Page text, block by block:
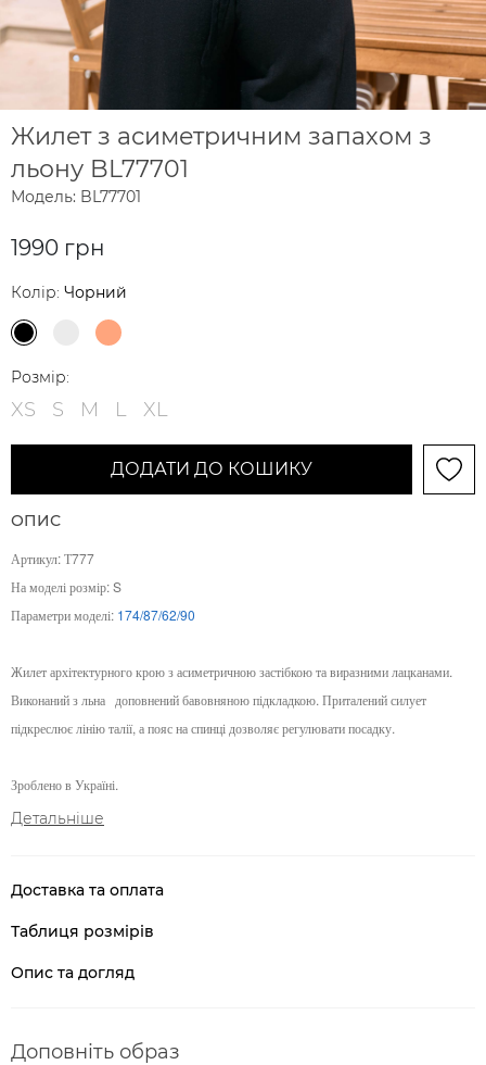
Жилет з асиметричним запахом з
льону BL77701
Модель: BL77701
1990 грн
Колір: Чорний
Розмір:
XS S M L XL
ДОДАТИ ДО КОШИКУ
ОПИС
Артикул: Т777
На моделі розмір: S
Параметри моделі: 174/87/62/90
Жилет архітектурного крою з асиметричною застібкою та виразними лацканами.
Виконаний з льна доповнений бавовняною підкладкою. Приталений силует
підкреслює лінію талії, а пояс на спинці дозволяє регулювати посадку.
Зроблено в Україні.
Детальніше
Доставка та оплата
Таблиця розмірів
Опис та догляд
Доповніть образ